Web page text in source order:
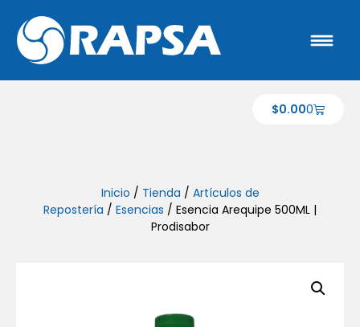
$0.000
Inicio / Tienda / Artículos de
Repostería / Esencias / Esencia Arequipe 500ML |
Prodisabor